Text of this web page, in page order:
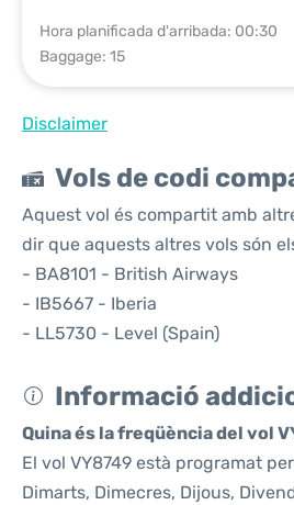
Hora planificada d'arribada: 00:30
Baggage: 15
Disclaimer
Vols de codi
Aquest vol és compartit amb
dir que aquests altres vols són
- BA8101 - British Airways
- IB5667 - Iberia
- LL5730 - Level (Spain)
Informació
Quina és la freqüència del vol
El vol VY8749 està programat
Dimarts, Dimecres, Dijous,